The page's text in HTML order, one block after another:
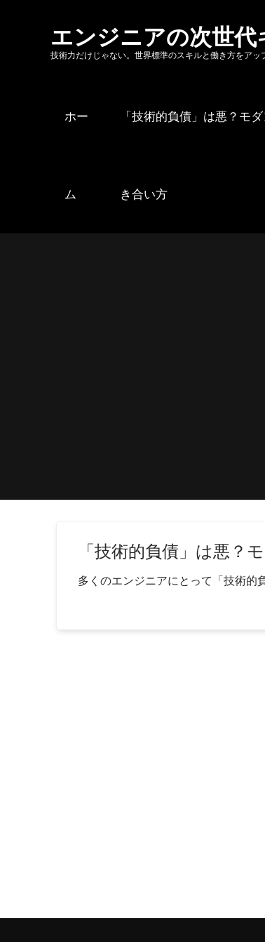
エンジニアの次世
技術力だけじゃない。世界標準のスキルと働き方をアッ
ホー
ム
「技術的負債」は悪？モ
き合い方
「技術的負債」は悪？
多くのエンジニアにとって「技術的